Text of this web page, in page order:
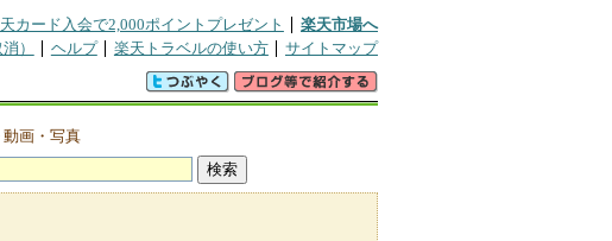
カード入会で2,000ポイントプレゼント
楽天市場へ
） ヘルプ 楽天トラベルの使い方 サイトマップ
動画・写真